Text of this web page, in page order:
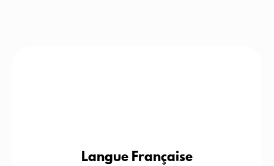
Langue Française